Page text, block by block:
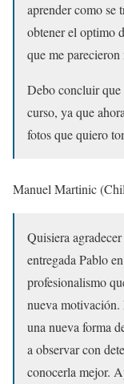
aprender como se
obtener el optimo
que me
Debo concluir que
curso, ya que
fotos que quiero
Manuel Martinic
Quisiera
entregada Pablo
profesionalismo
nueva
una nueva forma
a observar con
conocerla mejor.